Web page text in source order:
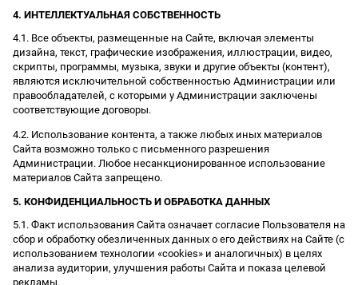
4. ИНТЕЛЛЕКТУАЛЬНАЯ СОБСТВЕННОСТЬ
4.1. Все объекты, размещенные на Сайте, включая элементы
дизайна, текст, графические изображения, иллюстрации, видео,
скрипты, программы, музыка, звуки и другие объекты (контент),
являются исключительной собственностью Администрации или
правообладателей, с которыми у Администрации заключены
соответствующие договоры.
4.2. Использование контента, а также любых иных материалов
Сайта возможно только с письменного разрешения
Администрации. Любое несанкционированное использование
материалов Сайта запрещено.
5. КОНФИДЕНЦИАЛЬНОСТЬ И ОБРАБОТКА ДАННЫХ
5.1. Факт использования Сайта означает согласие Пользователя на
сбор и обработку обезличенных данных о его действиях на Сайте (с
использованием технологии «cookies» и аналогичных) в целях
анализа аудитории, улучшения работы Сайта и показа целевой
рекламы.